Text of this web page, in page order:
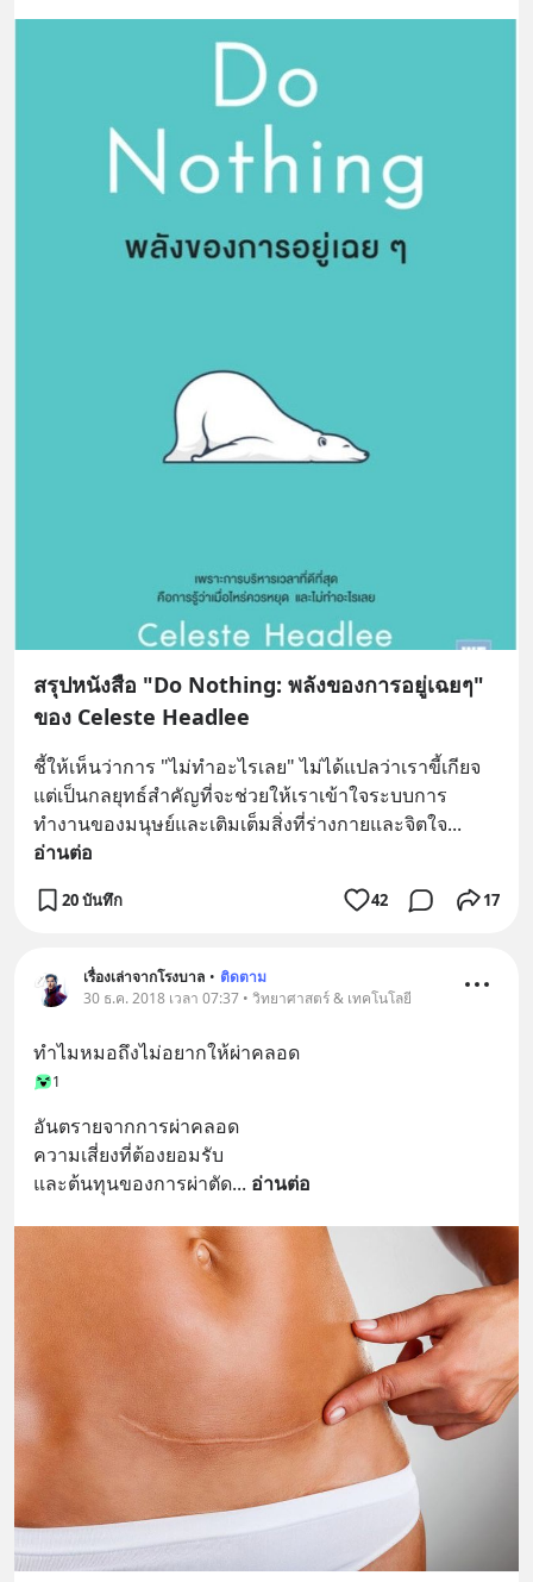
สรุปหนังสือ "Do Nothing: พลังของการอยู่เฉยๆ"
ของ Celeste Headlee
ชี้ให้เห็นว่าการ "ไม่ทำอะไรเลย" ไม่ได้แปลว่าเราขี้เกียจ
แต่เป็นกลยุทธ์สำคัญที่จะช่วยให้เราเข้าใจระบบการ
ทำงานของมนุษย์และเติมเต็มสิ่งที่ร่างกายและจิตใจ
อ่านต่อ
20 บันทึก 42 17
เรื่องเล่าจากโรงบาล • ติดตาม
30 ธ.ค. 2018 เวลา 07:37 • วิทยาศาสตร์ & เทคโนโลยี
ทำไมหมอถึงไม่อยากให้ผ่าคลอด
1
อันตรายจากการผ่าคลอด
ความเสี่ยงที่ต้องยอมรับ
และต้นทุนของการผ่าตัด... อ่านต่อ